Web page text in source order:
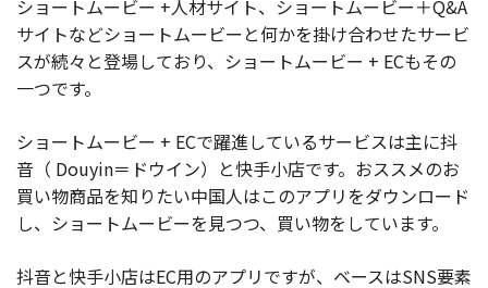
ショートムービー +人材サイト、ショートムービー＋Q&A
サイトなどショートムービーと何かを掛け合わせたサービ
スが続々と登場しており、ショートムービー + ECもその
一つです。
ショートムービー + ECで躍進しているサービスは主に抖
音（ Douyin＝ドウイン）と快手小店です。おススメのお
買い物商品を知りたい中国人はこのアプリをダウンロード
し、ショートムービーを見つつ、買い物をしています。
抖音と快手小店はEC用のアプリですが、ベースはSNS要素